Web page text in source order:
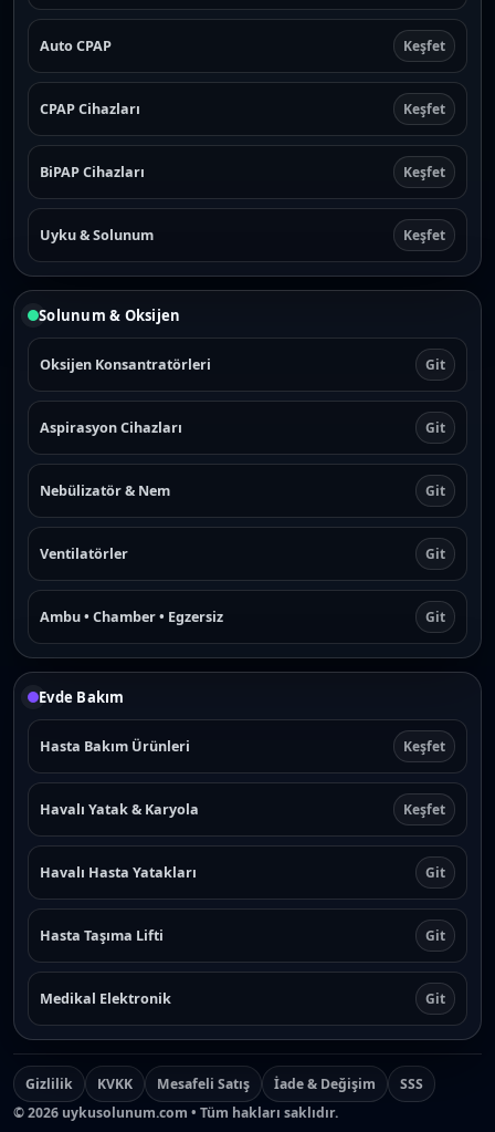
.
.
Auto CPAP Keşfet
CPAP Cihazları Keşfet
BiPAP Cihazları Keşfet
Uyku & Solunum Keşfet
Solunum & Oksijen
Oksijen Konsantratörleri Git
Aspirasyon Cihazları Git
Nebülizatör & Nem Git
Ventilatörler Git
Ambu • Chamber • Egzersiz Git
Evde Bakım
Hasta Bakım Ürünleri Keşfet
Havalı Yatak & Karyola Keşfet
Havalı Hasta Yatakları Git
Hasta Taşıma Lifti Git
Medikal Elektronik Git
Gizlilik KVKK Mesafeli Satış İade & Değişim
SSS
©2026 uykusolunum.com • Tüm hakları saklıdır.